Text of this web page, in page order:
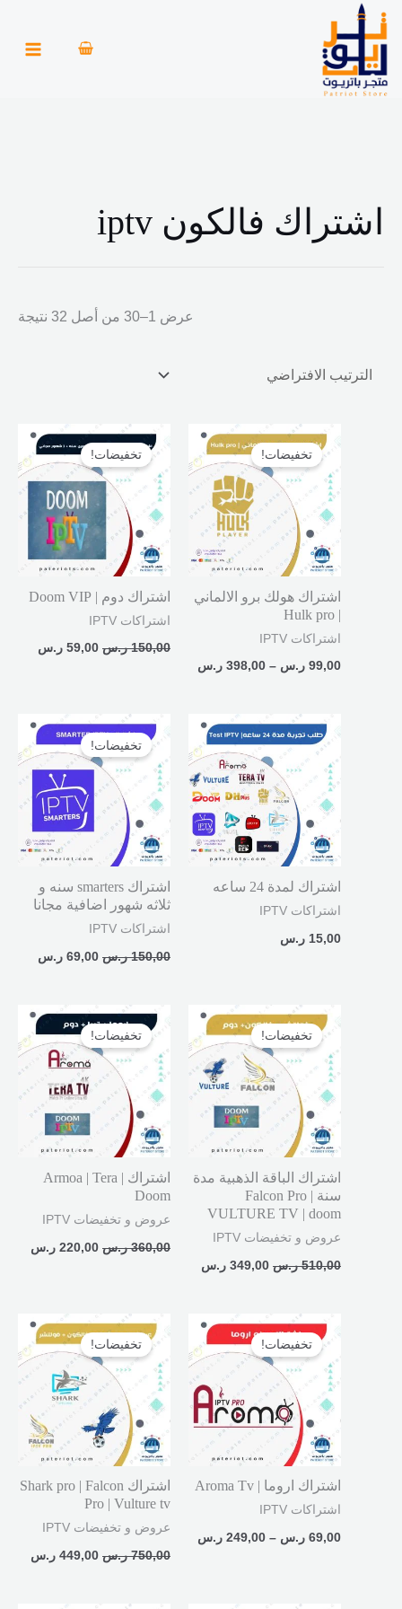
تخطي
إلى
المحتوى
أ
د
ى
اشتراك فالكون iptv
عرض 1–30 من أصل 32 نتيجة
تخفيضات!
اشتراك هولك برو الالماني
| Hulk pro
اشتراكات IPTV
99,00 ر.س –
398,00 ر.س
السعر:
من
خلال
تخفيضات!
اشتراك دوم | Doom VIP
اشتراكات IPTV
150,00 ر.س
السعر
الأصلي
هو:
150,00 ر.س.
59,00 ر.س
السعر
الحالي
هو:
59,00 ر.س.
اشتراك لمدة 24 ساعه
اشتراكات IPTV
15,00 ر.س
تخفيضات!
اشتراك smarters سنه و
ثلاثه شهور اضافية مجانا
اشتراكات IPTV
150,00 ر.س
السعر
الأصلي
هو:
150,00 ر.س.
69,00 ر.س
السعر
الحالي
هو:
69,00 ر.س.
تخفيضات!
اشتراك الباقة الذهبية مدة
سنة Falcon Pro |
VULTURE TV | doom
عروض و تخفيضات IPTV
510,00 ر.س
السعر
الأصلي
هو:
510,00 ر.س.
349,00 ر.س
السعر
الحالي
هو:
349,00 ر.س.
تخفيضات!
اشتراك Armoa | Tera |
Doom
عروض و تخفيضات IPTV
360,00 ر.س
السعر
الأصلي
هو:
360,00 ر.س.
220,00 ر.س
السعر
هو:
220,00
تخفيضات!
اشتراك اروما | Aroma Tv
اشتراكات IPTV
69,00 ر.س –
249,00 ر.س
السعر:
من
خلال
تخفيضات!
اشتراك Shark pro | Falcon
Pro | Vulture tv
عروض و تخفيضات IPTV
750,00 ر.س
السعر
الأصلي
هو:
750,00 ر.س.
449,00 ر.س
السعر
هو:
449,00